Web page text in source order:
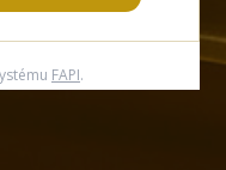
FAPI.